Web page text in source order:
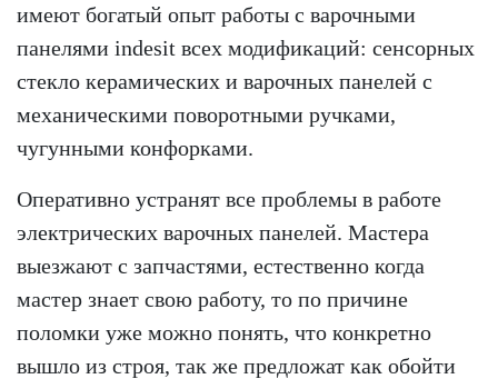
имеют богатый опыт работы с варочными
панелями indesit всех модификаций: сенсорных
стекло керамических и варочных панелей с
механическими поворотными ручками,
чугунными конфорками.
Оперативно устранят все проблемы в работе
электрических варочных панелей. Мастера
выезжают с запчастями, естественно когда
мастер знает свою работу, то по причине
поломки уже можно понять, что конкретно
вышло из строя, так же предложат как обойти